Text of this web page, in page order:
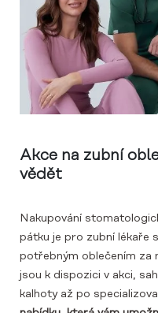
Akce na zubní
vědět
Nakupování
pátku je pro zubní lékaře
potřebným oblečením za
jsou k dispozici v akci,
kalhoty až po